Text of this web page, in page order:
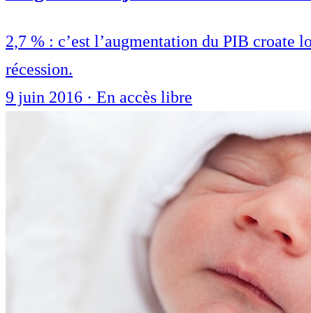
2,7 % : c’est l’augmentation du PIB croate
récession.
9 juin 2016 · En accès libre